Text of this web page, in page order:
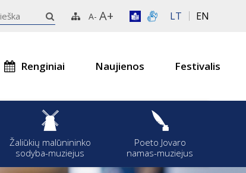
A- A+ LT EN
Žaliūkių malūnininko
sodyba-muziejus
Poeto Jovaro
namas-muziejus
Renginiai Naujienos Festivalis